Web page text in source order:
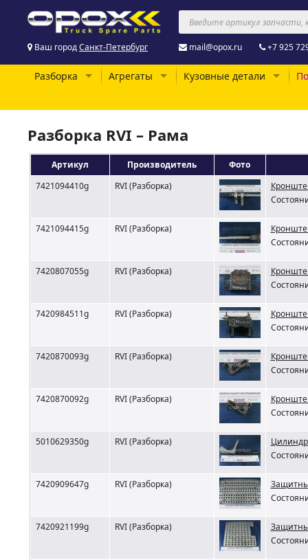
Ваш городСанкт-Петербург mail@opox.ru +7 925
Разборка Агрегаты Кузовные детали
Разборка RVI – Рама
Артикул Производитель
Фото
7421094410g
RVI (Разборка)
7421094415g RVI (Разборка)
7420807055g RVI (Разборка)
7420984511g RVI (Разборка)
7420870093g RVI (Разборка)
7420870092g RVI (Разборка)
5010629350g RVI (Разборка)
7420909647g RVI (Разборка)
7420921199g RVI (Разборка)